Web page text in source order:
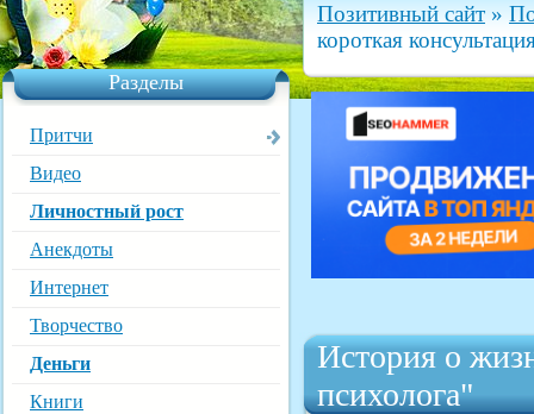
Разделы
Притчи
Видео
Личностный рост
Анекдоты
Интернет
Творчество
Деньги
Книги
Позитивный сайт »
короткая
История о
психолога"